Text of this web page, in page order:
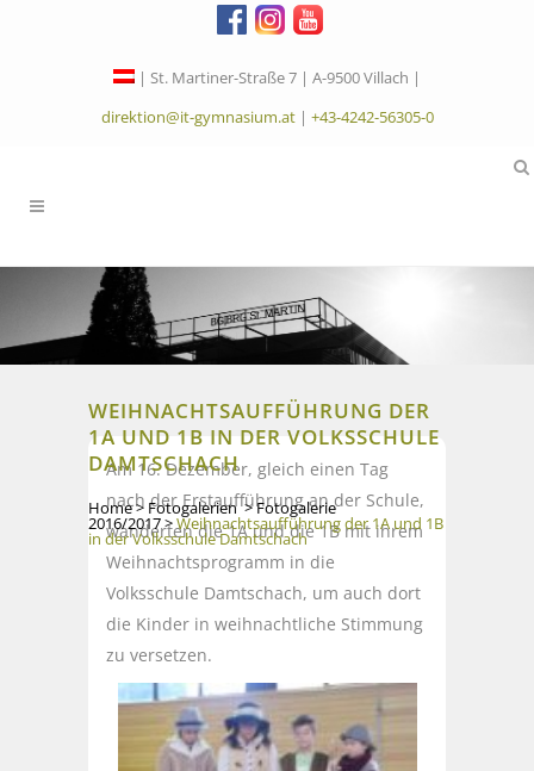
| St. Martiner-Straße 7 | A-9500 Villach |
direktion@it-gymnasium.at| +43-4242-56305-0
WEIHNACHTSAUFFÜHRUNG DER
1A UND 1B IN DER VOLKSSCHULE
DAMTSCHACH
Home> Fotogalerien>Fotogalerie
2016/2017>Weihnachtsaufführung der 1A und 1B
in der Volksschule Damtschach
Am 16. Dezember, gleich einen Tag
nach der Erstaufführung an der Schule,
wanderten die 1A und die 1B mit ihrem
Weihnachtsprogramm in die
Volksschule Damtschach, um auch dort
die Kinder in weihnachtliche Stimmung
zu versetzen.